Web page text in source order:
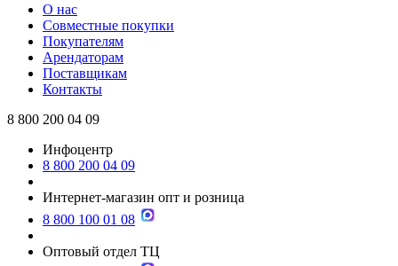
О нас
Совместные покупки
Покупателям
Арендаторам
Поставщикам
Контакты
8 800 200 04 09
Инфоцентр
8 800 200 04 09
Интернет-магазин опт и розница
8 800 100 01 08
Оптовый отдел ТЦ